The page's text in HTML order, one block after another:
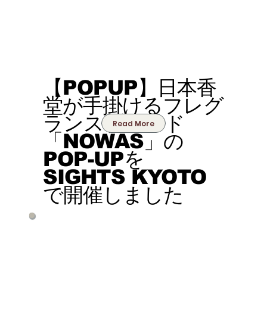
【POPUP】日本香
堂が手掛けるフレグ
ランスブランド
「NOWAS」の
POP-UPを
SIGHTS KYOTO
で開催しました
Read More